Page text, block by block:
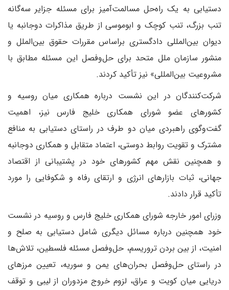
دستیابی به یک راه‌حل مسالمت‌آمیز برای مسئله جزایر سه‌گانه
تنب بزرگ، تنب کوچک و ابوموسی از طریق مذاکرات دوجانبه یا
دیوان بین‌المللی دادگستری براساس مقررات حقوق بین‌الملل و
منشور سازمان ملل متحد برای حل‌وفصل این مسئله مطابق با
مشروعیت بین‌المللی» نیز تأکید کردند.
شرکت‌کنندگان در این نشست درباره همکاری میان روسیه و
کشورهای عضو شورای همکاری خلیج فارس نیز، اهمیت
گفت‌وگوی راهبردی میان دو طرف در راستای دستیابی به منافع
مشترک و تقویت روابط دوستی، اعتماد متقابل و همکاری دوجانبه
و همچنین نقش مهم کشورهای خود در پشتیبانی از اقتصاد
جهانی، ثبات بازارهای انرژی و ارتقای رفاه و شکوفایی را مورد
تأکید قرار دادند.
وزرای امور خارجه شورای همکاری خلیج فارس و روسیه در نشست
خود همچنین درباره مسائل دیگری شامل دستیابی به صلح و
امنیت، از بین بردن تروریسم، حل‌وفصل مسئله فلسطین، تلاش‌ها
در راستای حل‌وفصل بحران‌های یمن و سوریه، تعیین مرزهای
دریایی میان کویت و عراق، لزوم خروج مزدوران از لیبی و توقف